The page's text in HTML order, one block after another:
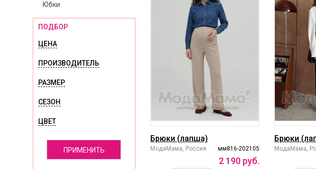
Юбки
ПОДБОР
ЦЕНА
ПРОИЗВОДИТЕЛЬ
РАЗМЕР
СЕЗОН
ЦВЕТ
ПРИМЕНИТЬ
Брюки (лапша)
мм816-202105
МодаМама, Россия
2 190 руб.
Брюки
МодаМама,